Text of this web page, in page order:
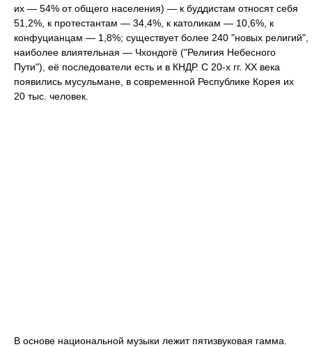
их — 54% от общего населения) — к буддистам относят себя
51,2%, к протестантам — 34,4%, к католикам — 10,6%, к
конфуцианцам — 1,8%; существует более 240 "новых религий",
наиболее влиятельная — Чхондогё ("Религия Небесного
Пути"), её последователи есть и в КНДР. С 20-х гг. XX века
появились мусульмане, в современной Республике Корея их
20 тыс. человек.
В основе национальной музыки лежит пятизвуковая гамма.